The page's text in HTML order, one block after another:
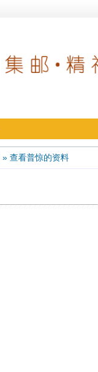
» 查看普惊的资料